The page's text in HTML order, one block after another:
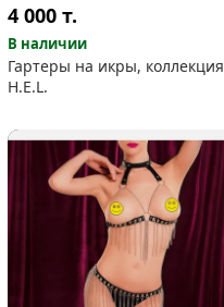
4 000т.
В наличии
Гартеры на икры, коллекция
H.E.L.